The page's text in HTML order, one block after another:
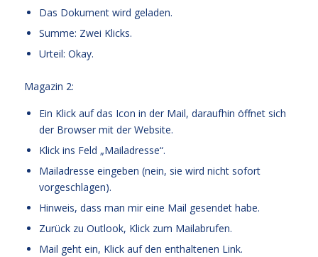
Das Dokument wird geladen.
Summe: Zwei Klicks.
Urteil: Okay.
Magazin 2:
Ein Klick auf das Icon in der Mail, daraufhin öffnet sich
der Browser mit der Website.
Klick ins Feld „Mailadresse“.
Mailadresse eingeben (nein, sie wird nicht sofort
vorgeschlagen).
Hinweis, dass man mir eine Mail gesendet habe.
Zurück zu Outlook, Klick zum Mailabrufen.
Mail geht ein, Klick auf den enthaltenen Link.